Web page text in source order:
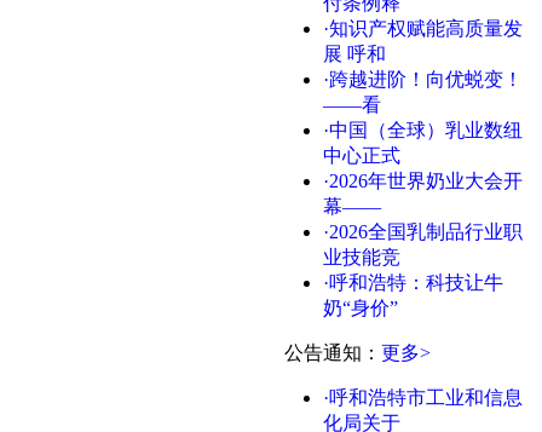
·知识产权赋能高质量发
展 呼和
·跨越进阶！向优蜕变！
——看
·中国（全球）乳业数纽
中心正式
·2026年世界奶业大会开
幕——
·2026全国乳制品行业职
业技能竞
·呼和浩特：科技让牛
奶“身价”
公告通知 ： 更多>
·呼和浩特市工业和信息
化局关于